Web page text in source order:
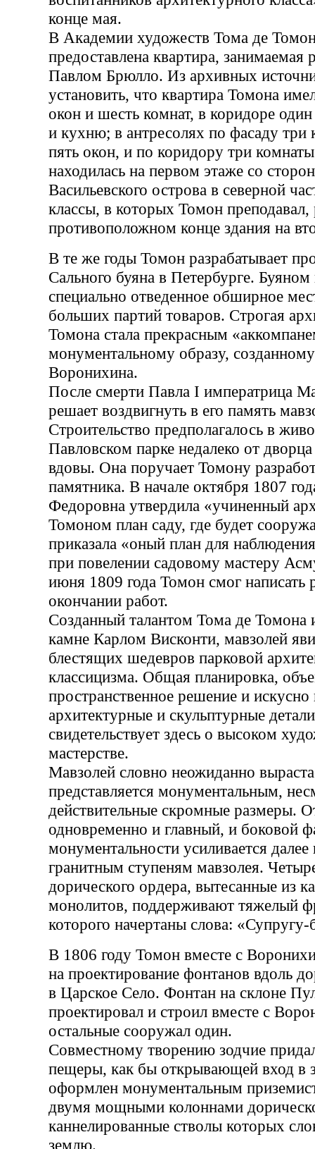
конце мая.
В Академии художеств Тома де
предоставлена квартира, занимаемая
Павлом Брюлло. Из архивных
установить, что квартира Томона
окон и шесть комнат, в коридоре
и кухню; в антресолях по фасаду три
пять окон, и по коридору три
находилась на первом этаже со
Васильевского острова в северной
классы, в которых Томон преподавал,
противоположном конце здания на
В те же годы Томон разрабатывает
Сального буяна в Петербурге. Буяном
специально отведенное обширное
больших партий товаров. Строгая
Томона стала прекрасным
монументальному образу,
Воронихина.
После смерти Павла I императрица
решает воздвигнуть в его память
Строительство предполагалось в
Павловском парке недалеко от
вдовы. Она поручает Томону
памятника. В начале октября 1807
Федоровна утвердила «учиненный
Томоном план саду, где будет
приказала «оный план для
при повелении садовому мастеру
июня 1809 года Томон смог написать
окончании работ.
Созданный талантом Тома де
камне Карлом Висконти, мавзолей
блестящих шедевров парковой
классицизма. Общая планировка,
пространственное решение и
архитектурные и скульптурные
свидетельствует здесь о высоком
мастерстве.
Мавзолей словно неожиданно
представляется монументальным,
действительные скромные размеры.
одновременно и главный, и боковой
монументальности усиливается
гранитным ступеням мавзолея.
дорического ордера, вытесанные из
монолитов, поддерживают тяжелый
которого начертаны слова: «Супругу-
В 1806 году Томон вместе с
на проектирование фонтанов вдоль
в Царское Село. Фонтан на склоне
проектировал и строил вместе с
остальные сооружал один.
Совместному творению зодчие
пещеры, как бы открывающей вход в
оформлен монументальным
двумя мощными колоннами
каннелированные стволы которых
землю.